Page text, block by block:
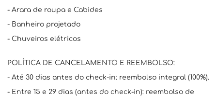
- Arara de roupa e Cabides
- Banheiro projetado
- Chuveiros elétricos
POLÍTICA DE CANCELAMENTO E REEMBOLSO:
- Até 30 dias antes do check-in: reembolso integral (100%).
- Entre 15 e 29 dias (antes do check-in): reembolso de